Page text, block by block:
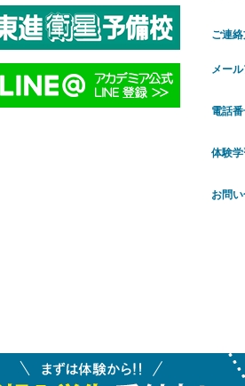
ご連
メー
電話
体験
お問